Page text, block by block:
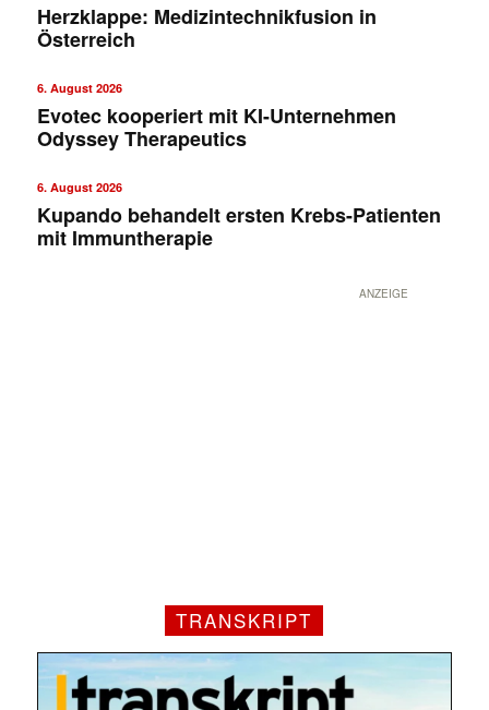
Herzklappe: Medizintechnikfusion in
Österreich
6. August 2026
Evotec kooperiert mit KI-Unternehmen
Odyssey Therapeutics
6. August 2026
Kupando behandelt ersten Krebs-Patienten
mit Immuntherapie
ANZEIGE
TRANSKRIPT